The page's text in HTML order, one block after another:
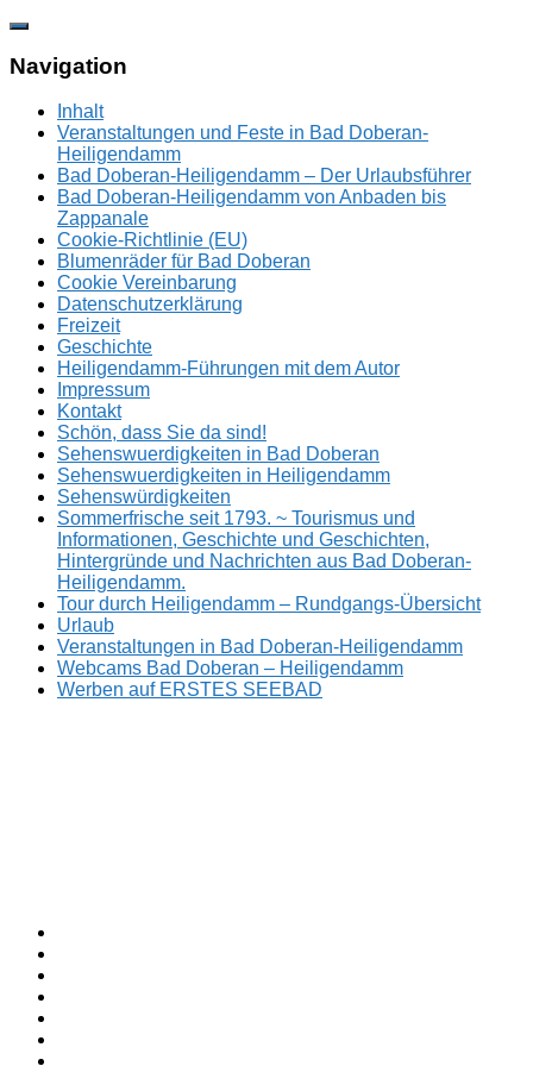
Zum
springen
Navigation
Inhalt
Veranstaltungen und Feste in Bad Doberan-
Heiligendamm
Bad Doberan-Heiligendamm – Der Urlaubsführer
Bad Doberan-Heiligendamm von Anbaden bis
Zappanale
Cookie-Richtlinie (EU)
Blumenräder für Bad Doberan
Cookie Vereinbarung
Datenschutzerklärung
Freizeit
Geschichte
Heiligendamm-Führungen mit dem Autor
Impressum
Kontakt
Schön, dass Sie da sind!
Sehenswuerdigkeiten in Bad Doberan
Sehenswuerdigkeiten in Heiligendamm
Sehenswürdigkeiten
Sommerfrische seit 1793. ~ Tourismus und
Informationen, Geschichte und Geschichten,
Hintergründe und Nachrichten aus Bad Doberan-
Heiligendamm.
Tour durch Heiligendamm – Rundgangs-Übersicht
Urlaub
Veranstaltungen in Bad Doberan-Heiligendamm
Webcams Bad Doberan – Heiligendamm
Werben auf ERSTES SEEBAD
ERSTES
SEEBAD
Sommerfrische
seit
1793.